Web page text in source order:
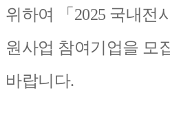
위하여 「2025 국내전
원사업 참여기업을 모
바랍니다.